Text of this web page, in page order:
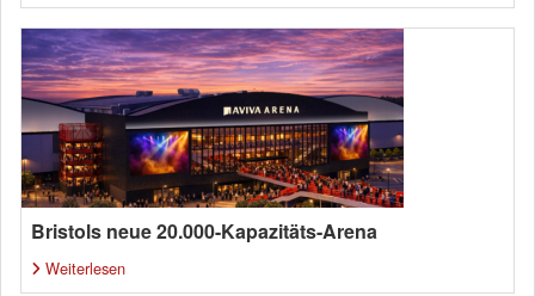
Bristols neue 20.000-Kapazitäts-Arena
Weiterlesen